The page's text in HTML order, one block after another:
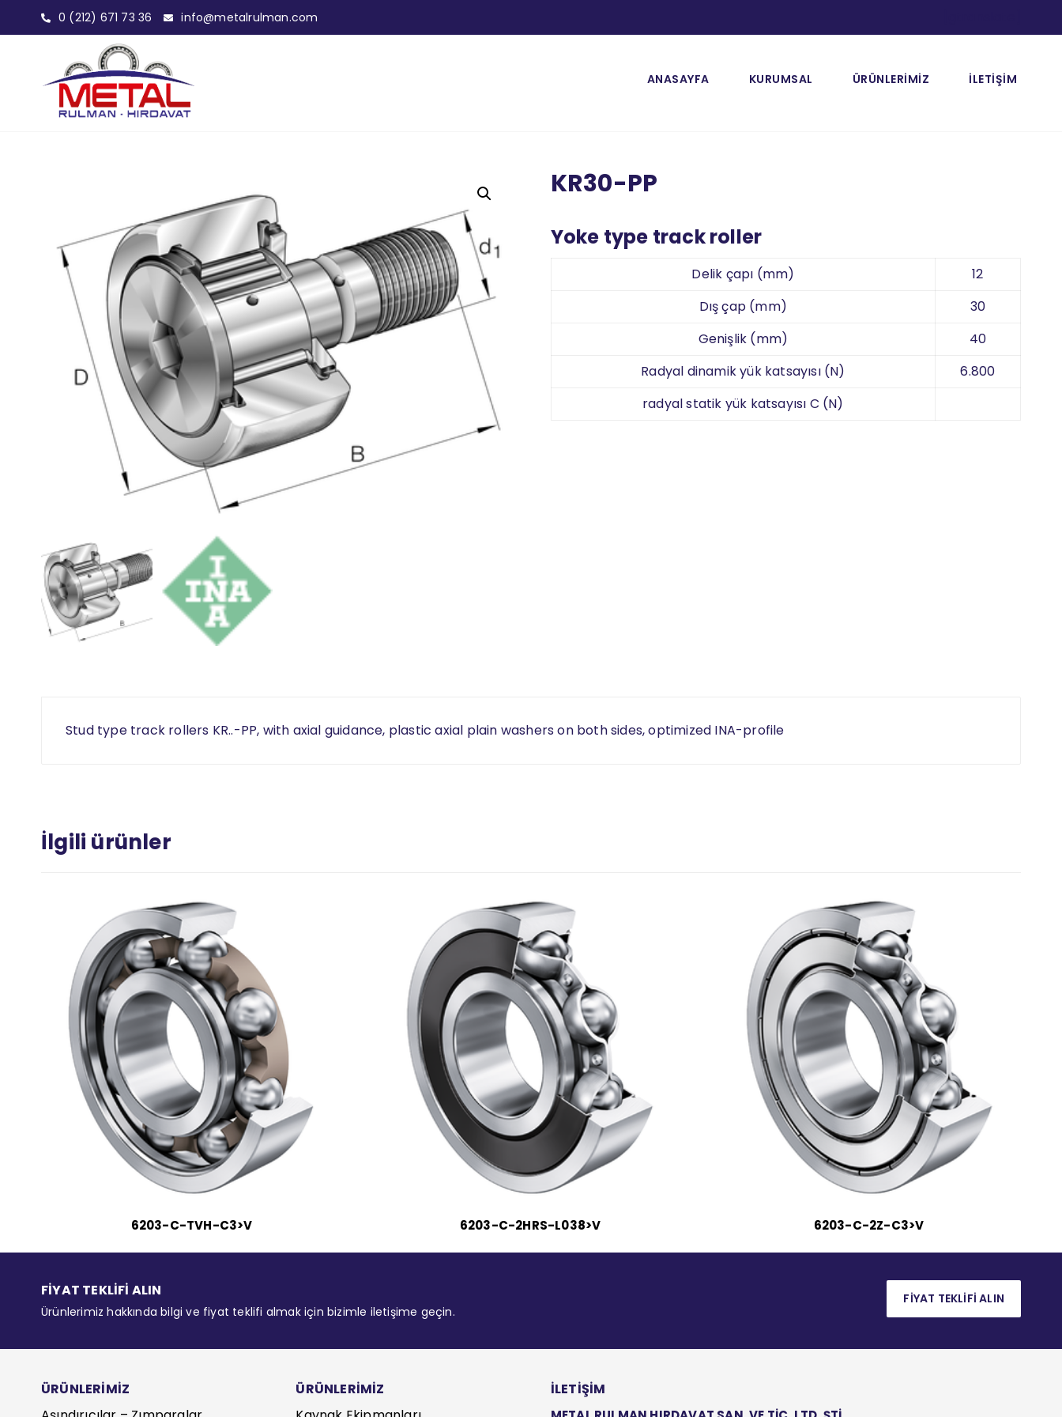
0 (212) 671 73 36 info@metalrulman.com
ANASAYFA KURUMSAL ÜRÜNLERİMİZ İLETİŞİM
KR30-PP
Yoke type track roller
Delik çapı (mm)
12
Dış çap (mm)
30
Genişlik (mm)
40
Radyal dinamik yük katsayısı (N)
6.800
radyal statik yük katsayısı C (N)
Stud type track rollers KR..-PP, with axial guidance, plastic axial plain washers on both sides, optimized INA-profile
İlgili ürünler
6203-C-TVH-C3>V 6203-C-2HRS-L038>V 6203-C-2Z-C3>V
FİYAT TEKLİFİ ALIN
Ürünlerimiz hakkında bilgi ve fiyat teklifi almak için bizimle iletişime geçin.
FİYAT TEKLİFİ ALIN
ÜRÜNLERİMİZ
ÜRÜNLERİMİZ
İLETİŞİM